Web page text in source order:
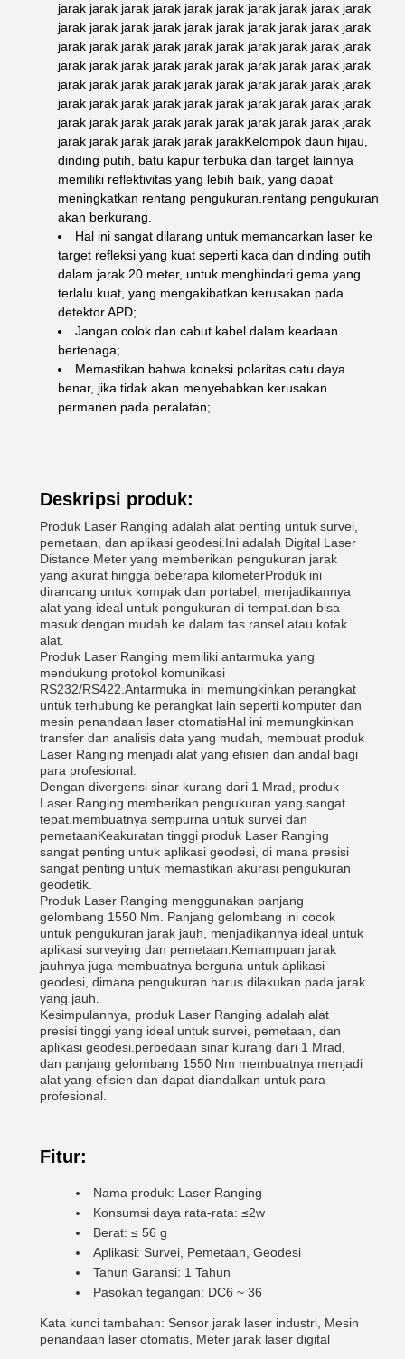
jarak jarak jarak jarak jarak jarak jarak jarak jarak jarak
jarak jarak jarak jarak jarak jarak jarak jarak jarak jarak
jarak jarak jarak jarak jarak jarak jarak jarak jarak jarak
jarak jarak jarak jarak jarak jarak jarak jarak jarak jarak
jarak jarak jarak jarak jarak jarak jarak jarak jarak jarak
jarak jarak jarak jarak jarak jarak jarak jarak jarak jarak
jarak jarak jarak jarak jarak jarak jarak jarak jarak jarak
jarak jarak jarak jarak jarak jarakKelompok daun hijau,
dinding putih, batu kapur terbuka dan target lainnya
memiliki reflektivitas yang lebih baik, yang dapat
meningkatkan rentang pengukuran.rentang pengukuran
akan berkurang.
Hal ini sangat dilarang untuk memancarkan laser ke
target refleksi yang kuat seperti kaca dan dinding putih
dalam jarak 20 meter, untuk menghindari gema yang
terlalu kuat, yang mengakibatkan kerusakan pada
detektor APD;
Jangan colok dan cabut kabel dalam keadaan
bertenaga;
Memastikan bahwa koneksi polaritas catu daya
benar, jika tidak akan menyebabkan kerusakan
permanen pada peralatan;
Deskripsi produk:
Produk Laser Ranging adalah alat penting untuk survei,
pemetaan, dan aplikasi geodesi.Ini adalah Digital Laser
Distance Meter yang memberikan pengukuran jarak
yang akurat hingga beberapa kilometerProduk ini
dirancang untuk kompak dan portabel, menjadikannya
alat yang ideal untuk pengukuran di tempat.dan bisa
masuk dengan mudah ke dalam tas ransel atau kotak
alat.
Produk Laser Ranging memiliki antarmuka yang
mendukung protokol komunikasi
RS232/RS422.Antarmuka ini memungkinkan perangkat
untuk terhubung ke perangkat lain seperti komputer dan
mesin penandaan laser otomatisHal ini memungkinkan
transfer dan analisis data yang mudah, membuat produk
Laser Ranging menjadi alat yang efisien dan andal bagi
para profesional.
Dengan divergensi sinar kurang dari 1 Mrad, produk
Laser Ranging memberikan pengukuran yang sangat
tepat.membuatnya sempurna untuk survei dan
pemetaanKeakuratan tinggi produk Laser Ranging
sangat penting untuk aplikasi geodesi, di mana presisi
sangat penting untuk memastikan akurasi pengukuran
geodetik.
Produk Laser Ranging menggunakan panjang
gelombang 1550 Nm. Panjang gelombang ini cocok
untuk pengukuran jarak jauh, menjadikannya ideal untuk
aplikasi surveying dan pemetaan.Kemampuan jarak
jauhnya juga membuatnya berguna untuk aplikasi
geodesi, dimana pengukuran harus dilakukan pada jarak
yang jauh.
Kesimpulannya, produk Laser Ranging adalah alat
presisi tinggi yang ideal untuk survei, pemetaan, dan
aplikasi geodesi.perbedaan sinar kurang dari 1 Mrad,
dan panjang gelombang 1550 Nm membuatnya menjadi
alat yang efisien dan dapat diandalkan untuk para
profesional.
Fitur:
Nama produk: Laser Ranging
Konsumsi daya rata-rata: ≤2w
Berat: ≤ 56 g
Aplikasi: Survei, Pemetaan, Geodesi
Tahun Garansi: 1 Tahun
Pasokan tegangan: DC6 ~ 36
Kata kunci tambahan: Sensor jarak laser industri, Mesin
penandaan laser otomatis, Meter jarak laser digital